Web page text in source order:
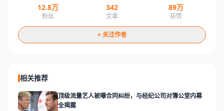
12.8万
粉丝
342
文章
89万
获赞
+ 关注作者
相关推荐
顶级流量艺人被曝合同纠纷，与经纪公司对簿公堂内幕
全揭露